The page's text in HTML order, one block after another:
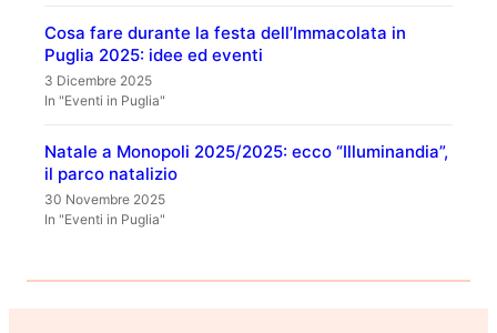
Cosa fare durante la festa dell’Immacolata in
Puglia 2025: idee ed eventi
3 Dicembre 2025
In "Eventi in Puglia"
Natale a Monopoli 2025/2025: ecco “Illuminandia”,
il parco natalizio
30 Novembre 2025
In "Eventi in Puglia"